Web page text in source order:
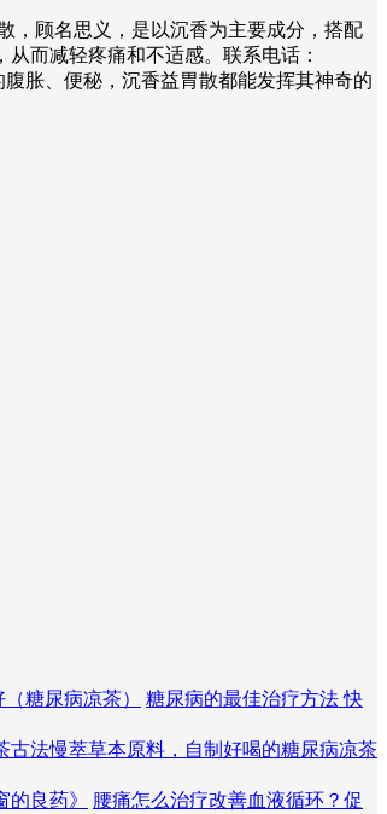
，顾名思义，是以沉香为主要成分，搭配
而减轻疼痛和不适感。联系电话：
胀、便秘，沉香益胃散都能发挥其神奇的
糖尿病凉茶）
糖尿病的最佳治疗方法 快
古法慢萃草本原料，自制好喝的糖尿病凉茶
的良药》
腰痛怎么治疗改善血液循环？促